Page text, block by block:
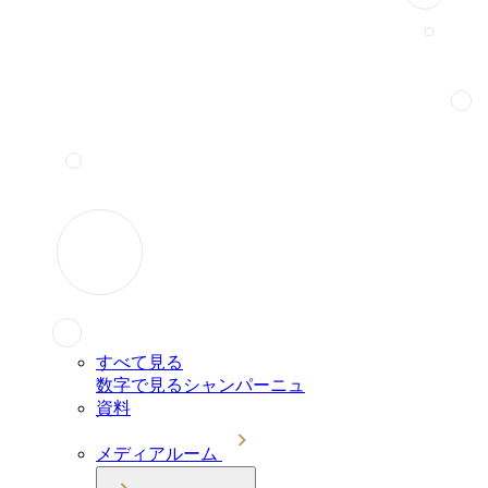
すべて見る
数字で見るシャンパーニュ
資料
メディアルーム